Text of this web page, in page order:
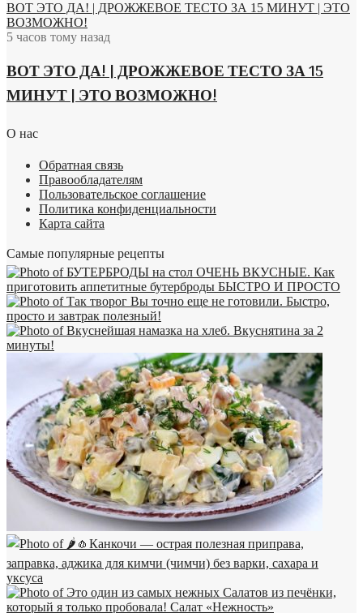
ВОТ ЭТО ДА! | ДРОЖЖЕВОЕ ТЕСТО ЗА 15 МИНУТ | ЭТО
ВОЗМОЖНО!
5 часов тому назад
ВОТ ЭТО ДА! | ДРОЖЖЕВОЕ ТЕСТО ЗА 15
МИНУТ | ЭТО ВОЗМОЖНО!
О нас
Обратная связь
Правообладателям
Пользовательское соглашение
Политика конфиденциальности
Карта сайта
Самые популярные рецепты